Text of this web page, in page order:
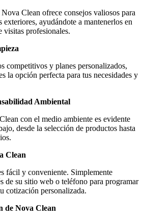
Clean ofrece consejos valiosos para
exteriores, ayudándote a mantenerlos en
visitas profesionales.
competitivos y planes personalizados,
la opción perfecta para tus necesidades y
Ambiental
con el medio ambiente es evidente
desde la selección de productos hasta
Clean
fácil y conveniente. Simplemente
de su sitio web o teléfono para programar
cotización personalizada.
de Nova Clean